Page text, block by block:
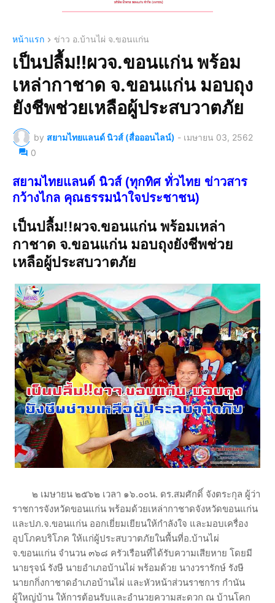
หน้าแรก ข่าว อ.บ้านไผ่ จ.ขอนแก่น
เป็นปลื้ม!!ผวจ.ขอนแก่น พร้อม
เหล่ากาชาด จ.ขอนแก่น มอบถุง
ยังชีพช่วยเหลือผู้ประสบวาตภัย
by สยามไทยแลนด์ นิวส์ (สื่อออนไลน์) - เมษายน 03, 2562
0
สยามไทยแลนด์ นิวส์ (ทุกทิศ ทั่วไทย ข่าวสาร
กว้างไกล คุณธรรมนำใจประชาชน)
เป็นปลื้ม!!ผวจ.ขอนแก่น พร้อมเหล่า
กาชาด จ.ขอนแก่น มอบถุงยังชีพช่วย
เหลือผู้ประสบวาตภัย
๒ เมษายน ๒๕๖๒ เวลา ๑๖.๐๐น. ดร.สมศักดิ์ จังตระกุล ผู้ว่า
ราชการจังหวัดขอนแก่น พร้อมด้วยเหล่ากาชาดจังหวัดขอนแก่น
และปภ.จ.ขอนแก่น ออกเยี่ยมเยียนให้กำลังใจ และมอบเครื่อง
อุปโภคบริโภค ให้แก่ผู้ประสบวาตภัยในพื้นที่อ.บ้านไผ่
จ.ขอนแก่น จำนวน ๓๖๘ ครัวเรือนที่ได้รับความเสียหาย โดยมี
นายรุจน์ รังษี นายอำเภอบ้านไผ่ พร้อมด้วย นางวรารักษ์ รังษี
นายกกิ่งกาชาดอำเภอบ้านไผ่ และหัวหน้าส่วนราชการ กำนัน
ผู้ใหญ่บ้าน ให้การต้อนรับและอำนวยความสะดวก ณ บ้านโคก